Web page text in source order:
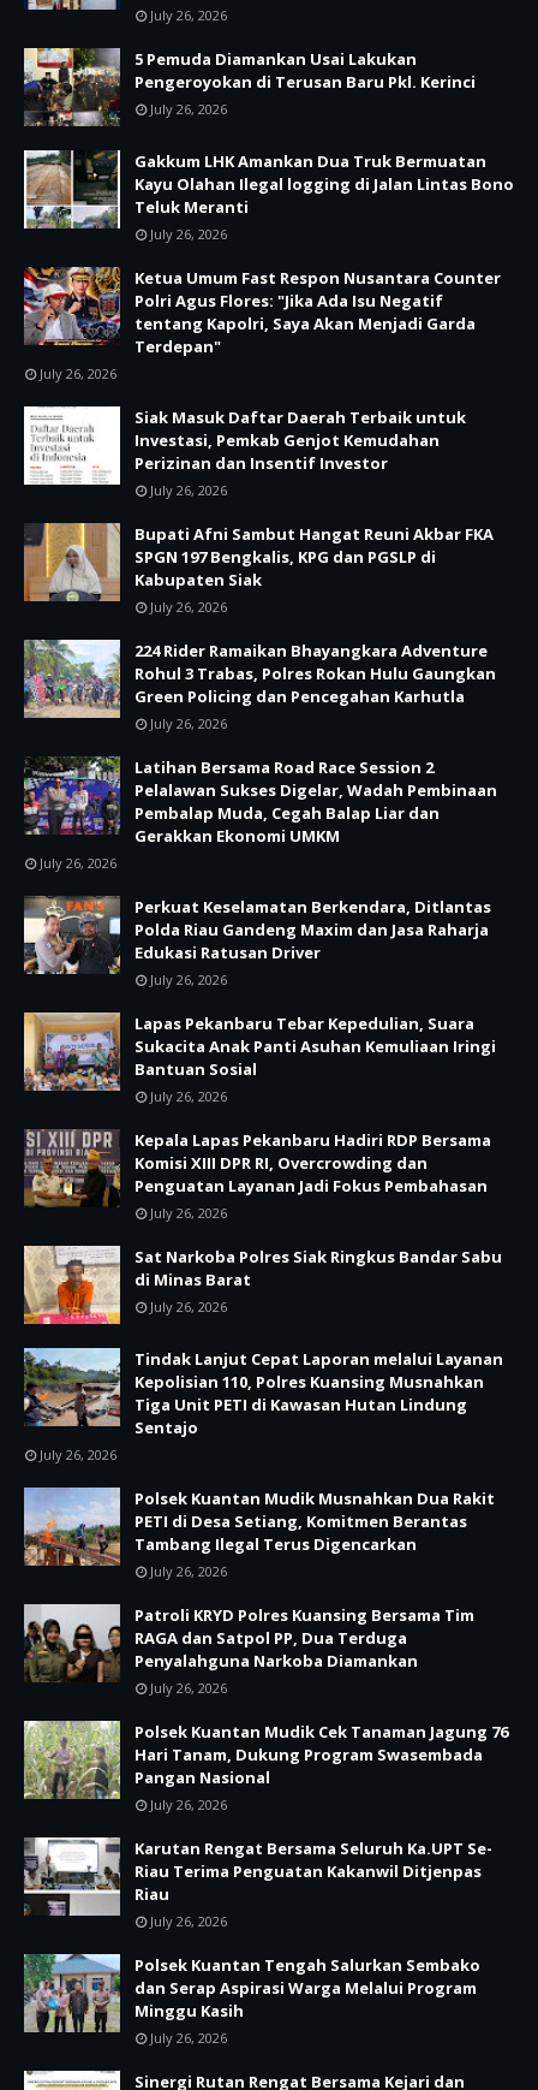
July 26, 2026
5 Pemuda Diamankan Usai Lakukan
Pengeroyokan di Terusan Baru Pkl. Kerinci
July 26, 2026
Gakkum LHK Amankan Dua Truk Bermuatan
Kayu Olahan Ilegal logging di Jalan Lintas Bono
Teluk Meranti
July 26, 2026
Ketua Umum Fast Respon Nusantara Counter
Polri Agus Flores: "Jika Ada Isu Negatif
tentang Kapolri, Saya Akan Menjadi Garda
Terdepan"
July 26, 2026
Siak Masuk Daftar Daerah Terbaik untuk
Investasi, Pemkab Genjot Kemudahan
Perizinan dan Insentif Investor
July 26, 2026
Bupati Afni Sambut Hangat Reuni Akbar FKA
SPGN 197 Bengkalis, KPG dan PGSLP di
Kabupaten Siak
July 26, 2026
224 Rider Ramaikan Bhayangkara Adventure
Rohul 3 Trabas, Polres Rokan Hulu Gaungkan
Green Policing dan Pencegahan Karhutla
July 26, 2026
Latihan Bersama Road Race Session 2
Pelalawan Sukses Digelar, Wadah Pembinaan
Pembalap Muda, Cegah Balap Liar dan
Gerakkan Ekonomi UMKM
July 26, 2026
Perkuat Keselamatan Berkendara, Ditlantas
Polda Riau Gandeng Maxim dan Jasa Raharja
Edukasi Ratusan Driver
July 26, 2026
Lapas Pekanbaru Tebar Kepedulian, Suara
Sukacita Anak Panti Asuhan Kemuliaan Iringi
Bantuan Sosial
July 26, 2026
Kepala Lapas Pekanbaru Hadiri RDP Bersama
Komisi XIII DPR RI, Overcrowding dan
Penguatan Layanan Jadi Fokus Pembahasan
July 26, 2026
Sat Narkoba Polres Siak Ringkus Bandar Sabu
di Minas Barat
July 26, 2026
Tindak Lanjut Cepat Laporan melalui Layanan
Kepolisian 110, Polres Kuansing Musnahkan
Tiga Unit PETI di Kawasan Hutan Lindung
Sentajo
July 26, 2026
Polsek Kuantan Mudik Musnahkan Dua Rakit
PETI di Desa Setiang, Komitmen Berantas
Tambang Ilegal Terus Digencarkan
July 26, 2026
Patroli KRYD Polres Kuansing Bersama Tim
RAGA dan Satpol PP, Dua Terduga
Penyalahguna Narkoba Diamankan
July 26, 2026
Polsek Kuantan Mudik Cek Tanaman Jagung 76
Hari Tanam, Dukung Program Swasembada
Pangan Nasional
July 26, 2026
Karutan Rengat Bersama Seluruh Ka.UPT Se-
Riau Terima Penguatan Kakanwil Ditjenpas
Riau
July 26, 2026
Polsek Kuantan Tengah Salurkan Sembako
dan Serap Aspirasi Warga Melalui Program
Minggu Kasih
July 26, 2026
Sinergi Rutan Rengat Bersama Kejari dan